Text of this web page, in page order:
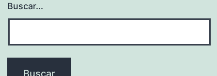
Buscar...